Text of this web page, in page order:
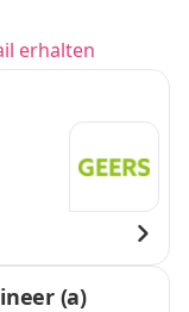
erhalten
(a)